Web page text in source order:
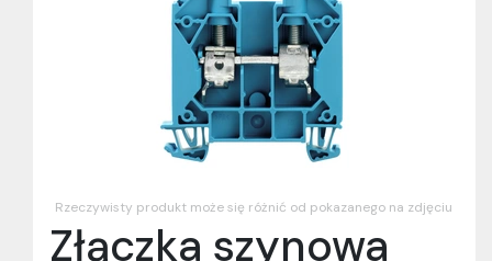
Rzeczywisty produkt może się różnić od pokazanego na zdjęciu
Złączka szynowa